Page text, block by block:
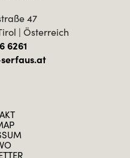
47
| Österreich
6261